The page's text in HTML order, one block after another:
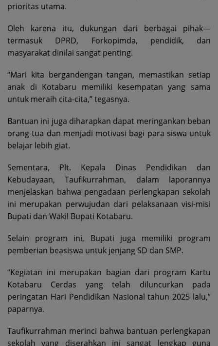
prioritas utama.
Oleh karena itu, dukungan dari berbagai pihak—
termasuk DPRD, Forkopimda, pendidik, dan
masyarakat dinilai sangat penting.
“Mari kita bergandengan tangan, memastikan setiap
anak di Kotabaru memiliki kesempatan yang sama
untuk meraih cita-cita,” tegasnya.
Bantuan ini juga diharapkan dapat meringankan beban
orang tua dan menjadi motivasi bagi para siswa untuk
belajar lebih giat.
Sementara, Plt. Kepala Dinas Pendidikan dan
Kebudayaan, Taufikurrahman, dalam laporannya
menjelaskan bahwa pengadaan perlengkapan sekolah
ini merupakan perwujudan dari pelaksanaan visi-misi
Bupati dan Wakil Bupati Kotabaru.
Selain program ini, Bupati juga memiliki program
pemberian beasiswa untuk jenjang SD dan SMP.
“Kegiatan ini merupakan bagian dari program Kartu
Kotabaru Cerdas yang telah diluncurkan pada
peringatan Hari Pendidikan Nasional tahun 2025 lalu,”
paparnya.
Taufikurrahman merinci bahwa bantuan perlengkapan
sekolah yang diserahkan ini sangat lengkap guna